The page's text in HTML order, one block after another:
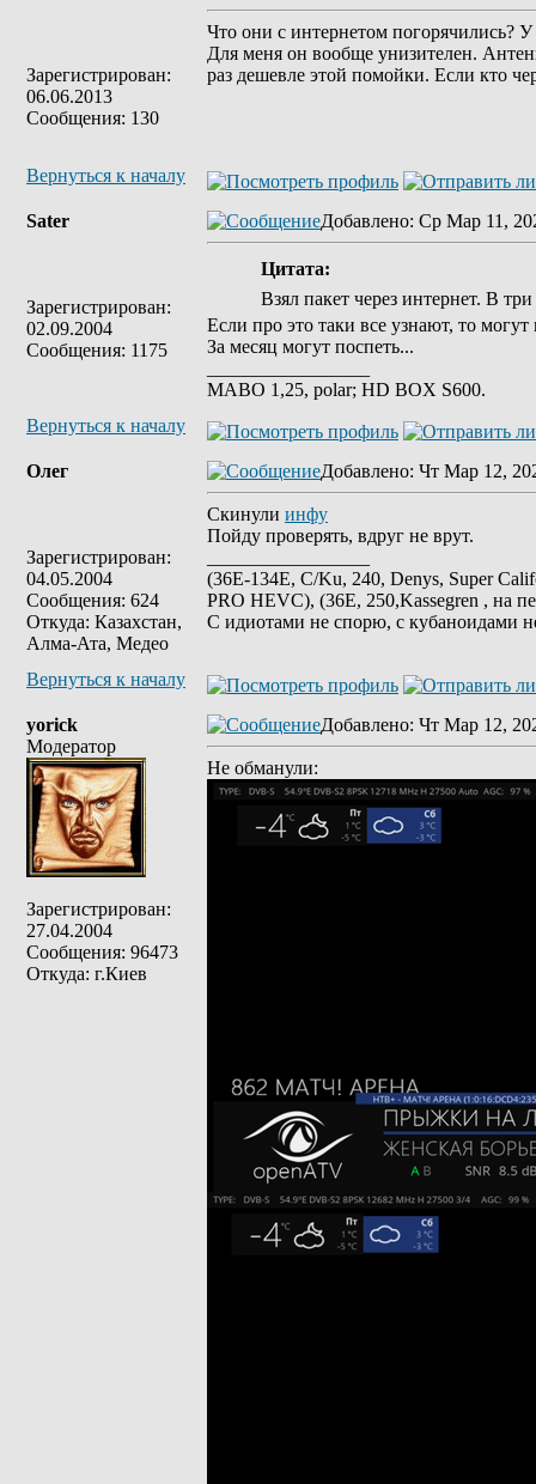
Зарегистрирован:
06.06.2013
Сообщения: 130
Что они с интернетом погорячились?
Для меня он вообще унизителен.
раз дешевле этой помойки. Если кто
Вернуться к началу
Sater
Зарегистрирован:
02.09.2004
Сообщения: 1175
Добавлено: Ср Мар 11,
Цитата:
Взял пакет через интернет. В
Если про это таки все узнают, то
За месяц могут поспеть...
MABO 1,25, polar; HD BOX S600.
Вернуться к началу
Олег
Зарегистрирован:
04.05.2004
Сообщения: 624
Откуда: Казахстан,
Алма-Ата, Медео
Добавлено: Чт Мар 12,
Скинули инфу
Пойду проверять, вдруг не врут.
(36E-134E, C/Ku, 240, Denys, Super
PRO HEVC), (36E, 250,Kassegren , на
С идиотами не спорю, с кубаноидами
Вернуться к началу
yorick
Модератор
Зарегистрирован:
27.04.2004
Сообщения: 96473
Откуда: г.Киев
Добавлено: Чт Мар 12,
Не обманули: